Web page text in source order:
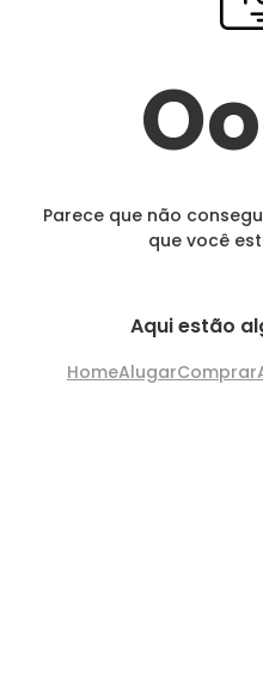
Parece que não
que você
Aqui estão
HomeAlugarComprar